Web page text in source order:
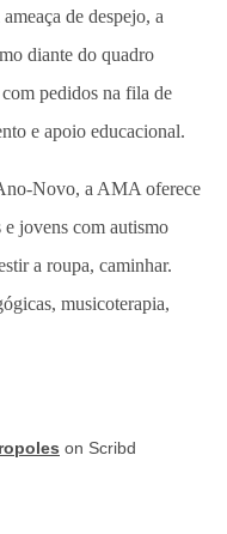
de despejo, a
diante do quadro
pedidos na fila de
e apoio educacional.
Novo, a AMA oferece
jovens com autismo
a roupa, caminhar.
musicoterapia,
on Scribd